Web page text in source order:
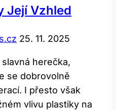
Její Vzhled
25. 11. 2025
herečka,
se dobrovolně
I přesto však
vlivu plastiky na